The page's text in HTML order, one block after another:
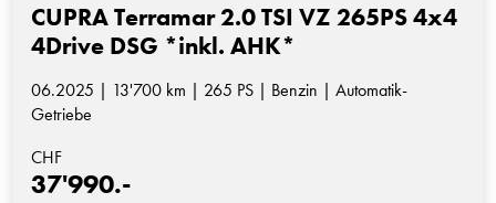
CUPRA Terramar 2.0 TSI VZ 265PS 4x4
4Drive DSG *inkl. AHK*
06.2025 | 13'700 km | 265 PS | Benzin | Automatik-
Getriebe
CHF
37'990.-